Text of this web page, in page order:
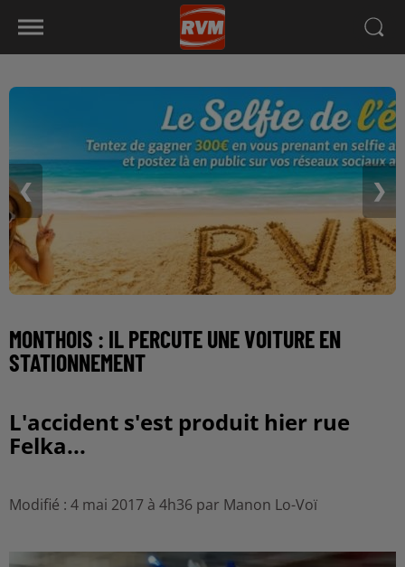
❮ ❯
MONTHOIS : IL PERCUTE UNE VOITURE EN
STATIONNEMENT
L'accident s'est produit hier rue
Felka...
Modifié : 4 mai 2017 à 4h36 par Manon Lo-Voï